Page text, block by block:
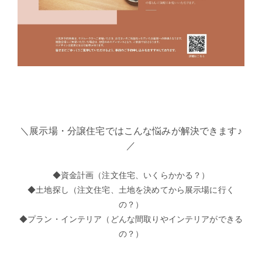
＼展示場・分譲住宅ではこんな悩みが解決できます♪
／
◆資金計画（注文住宅、いくらかかる？）
◆土地探し（注文住宅、土地を決めてから展示場に行く
の？）
◆プラン・インテリア（どんな間取りやインテリアができる
の？）